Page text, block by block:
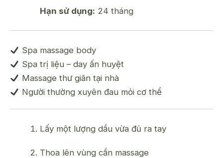
Hạn sử dụng: 24 tháng
Spa massage body
Spa trị liệu – day ấn huyệt
Massage thư giãn tại nhà
Người thường xuyên đau mỏi cơ thể
Lấy một lượng dầu vừa đủ ra tay
Thoa lên vùng cần massage